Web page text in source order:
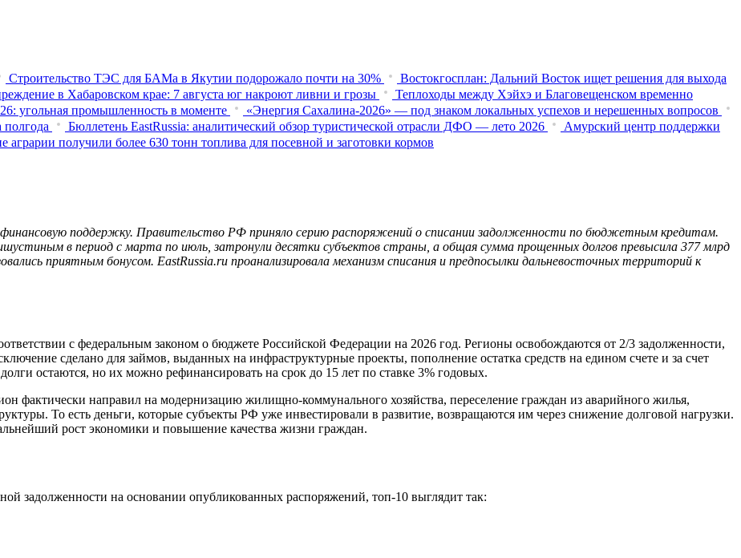
Строительство ТЭС для БАМа в Якутии подорожало почти на 30%
Востокгосплан: Дальний Восток ищет решения для выхода
в Хабаровском крае: 7 августа юг накроют ливни и грозы
Теплоходы между Хэйхэ и Благовещенском временно
угольная промышленность в моменте
«Энергия Сахалина-2026» — под знаком локальных успехов и нерешенных вопросов
Бюллетень EastRussia: аналитический обзор туристической отрасли ДФО — лето 2026
Амурский центр поддержки
аграрии получили более 630 тонн топлива для посевной и заготовки кормов
финансовую поддержку. Правительство РФ приняло серию распоряжений о списании задолженности по бюджетным кредитам.
в период с марта по июль, затронули десятки субъектов страны, а общая сумма прощенных долгов превысила 377 млрд
приятным бонусом. EastRussia.ru проанализировала механизм списания и предпосылки дальневосточных территорий к
с федеральным законом о бюджете Российской Федерации на 2026 год. Регионы освобождаются от 2/3 задолженности,
сделано для займов, выданных на инфраструктурные проекты, пополнение остатка средств на едином счете и за счет
остаются, но их можно рефинансировать на срок до 15 лет по ставке 3% годовых.
фактически направил на модернизацию жилищно-коммунального хозяйства, переселение граждан из аварийного жилья,
То есть деньги, которые субъекты РФ уже инвестировали в развитие, возвращаются им через снижение долговой нагрузки.
рост экономики и повышение качества жизни граждан.
задолженности на основании опубликованных распоряжений, топ-10 выглядит так: